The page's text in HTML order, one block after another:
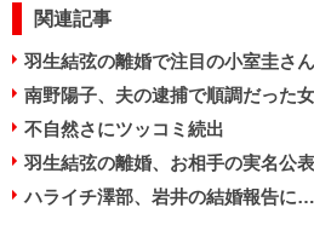
関連記事
羽生結弦の離婚で注目の小室圭さん
南野陽子、夫の逮捕で順調だった
不自然さにツッコミ続出
羽生結弦の離婚、お相手の実名公
ハライチ澤部、岩井の結婚報告に…